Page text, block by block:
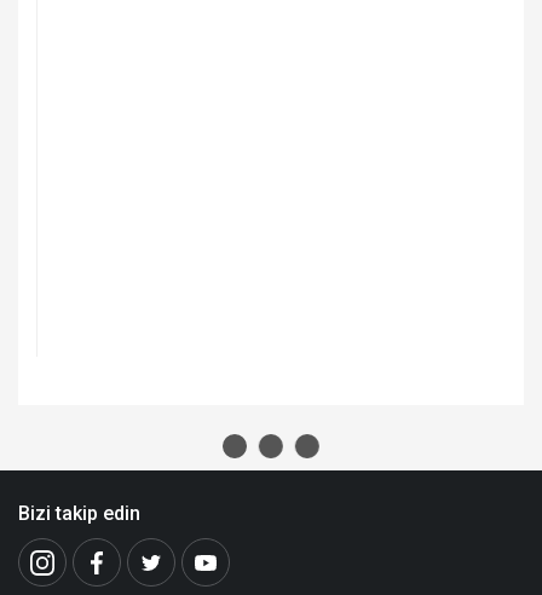
Hıdırellez Ateşi Darende’de Yandı
Hıdırellez Ateşi Darende’de Yandı